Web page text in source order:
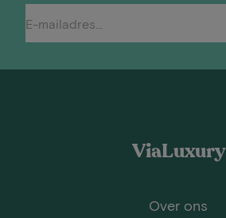
ViaLuxury
Over ons